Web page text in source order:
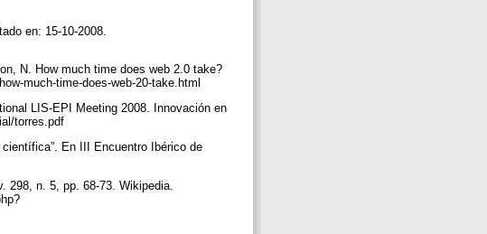
en: 15-10-2008.
N. How much time does web 2.0 take?
much-time-does-web-20-take.html
LIS-EPI Meeting 2008. Innovación en
torres.pdf
En III Encuentro Ibérico de
298, n. 5, pp. 68-73. Wikipedia.